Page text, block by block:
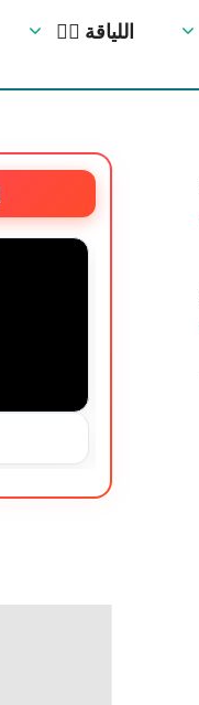
🏋️‍♀️ اللياقة